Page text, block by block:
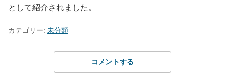
として紹介されました。
カテゴリー: 未分類
コメントする